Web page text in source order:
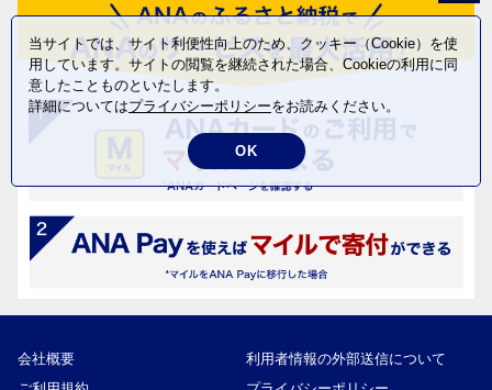
会社概要
利用者情報の外部送信について
当サイトでは、サイト利便性向上のため、クッキー（Cookie）を使
用しています。サイトの閲覧を継続された場合、Cookieの利用に同
意したことものといたします。
詳細についてはプライバシーポリシーをお読みください。
OK